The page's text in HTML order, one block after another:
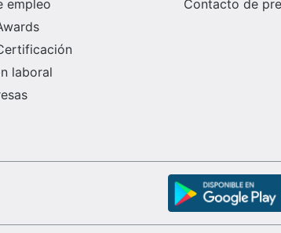
empleo
laboral
Contacto de